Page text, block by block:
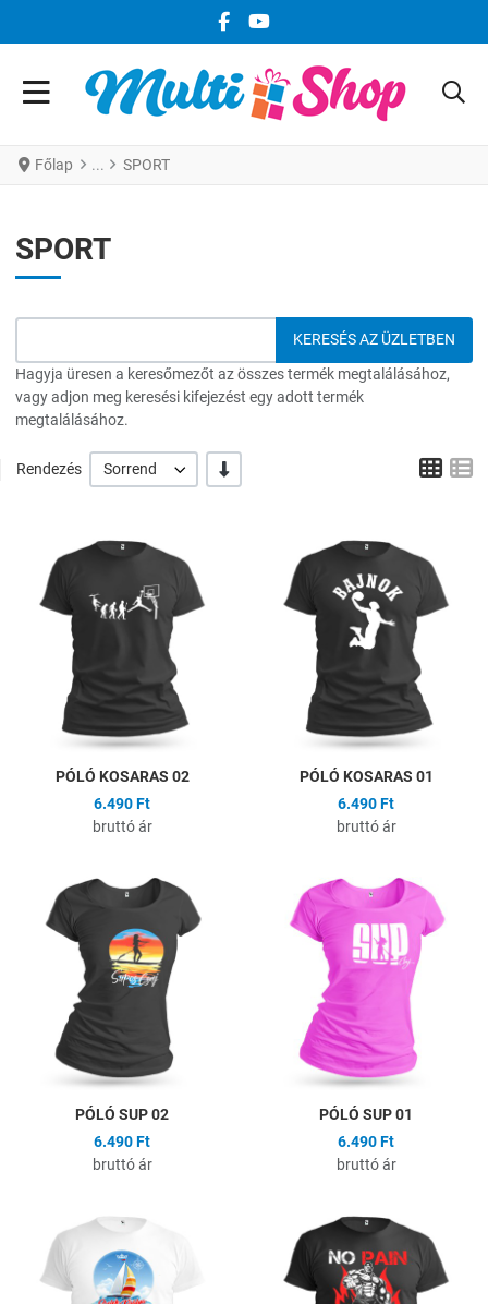
FACEBOOK KÖZÖSSÉGI LINK
YOUTUBE KÖZÖSSÉGI LINK
Főlap SPORT
SPORT
Hagyja üresen a keresőmezőt az összes termék megtalálásához,
vagy adjon meg keresési kifejezést egy adott termék
megtalálásához.
Rendezés Sorrend -/+ Grid
Hozzáadás a kívánságlistához
Összehasonlítás
PÓLÓ KOSARAS 02
6.490 Ft
bruttó ár
PÓLÓ KOSARAS 01
6.490 Ft
bruttó ár
Hozzáadás a kívánságlistához
Összehasonlítás
PÓLÓ SUP 02
6.490 Ft
bruttó ár
PÓLÓ SUP 01
6.490 Ft
bruttó ár
Hozzáadás a kívánságlistához
Összehasonlítás